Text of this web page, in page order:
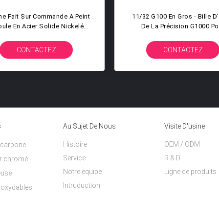
De Roulement Dure Lâche
Au Carbone De Précision
50.8mm G500 G200
CONTACTEZ
Le Miroir D'AISI 1010 A
Boule D'acier Au Carbone
CONTACTEZ
chromé
Au Sujet De Nous
Intruduction
Histoire
Service
Notre équipe
Visite D'usine
Ligne de produits
OEM / ODM
R & D